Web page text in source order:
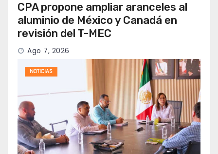
CPA propone ampliar aranceles al
aluminio de México y Canadá en
revisión del T-MEC
Ago 7, 2026
NOTICIAS